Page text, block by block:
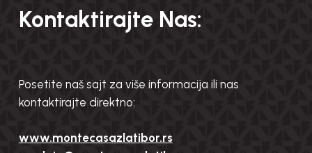
Kontaktirajte Nas:
Posetite naš sajt za više informacija ili nas
kontaktirajte direktno:
www.montecasazlatibor.rs